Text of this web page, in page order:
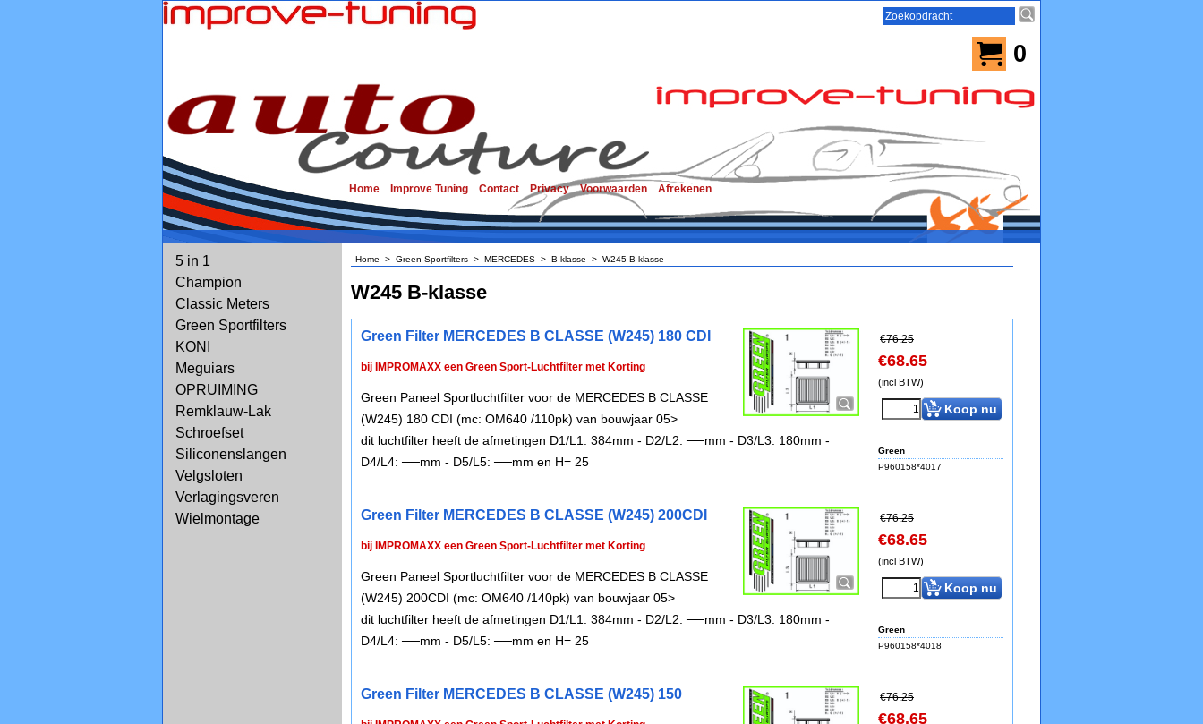
0
Home Improve Tuning Contact Privacy Voorwaarden Afrekenen
5 in 1
Champion
Classic Meters
Green Sportfilters
KONI
Meguiars
OPRUIMING
Remklauw-Lak
Schroefset
Siliconenslangen
Velgsloten
Verlagingsveren
Wielmontage
Home > Green Sportfilters > MERCEDES > B-klasse > W245 B-klasse
W245 B-klasse
€76.25
€68.65
(incl BTW)
Koop nu
Green
P960158*4017
Green Filter MERCEDES B CLASSE (W245) 180 CDI
bij IMPROMAXX een Green Sport-Luchtfilter met Korting
Green Paneel Sportluchtfilter voor de MERCEDES B CLASSE
(W245) 180 CDI (mc: OM640 /110pk) van bouwjaar 05>
dit luchtfilter heeft de afmetingen D1/L1: 384mm - D2/L2: ──mm - D3/L3: 180mm -
D4/L4: ──mm - D5/L5: ──mm en H= 25
€76.25
€68.65
(incl BTW)
Koop nu
Green
P960158*4018
Green Filter MERCEDES B CLASSE (W245) 200CDI
bij IMPROMAXX een Green Sport-Luchtfilter met Korting
Green Paneel Sportluchtfilter voor de MERCEDES B CLASSE
(W245) 200CDI (mc: OM640 /140pk) van bouwjaar 05>
dit luchtfilter heeft de afmetingen D1/L1: 384mm - D2/L2: ──mm - D3/L3: 180mm -
D4/L4: ──mm - D5/L5: ──mm en H= 25
€76.25
€68.65
Green Filter MERCEDES B CLASSE (W245) 150